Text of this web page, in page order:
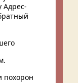
Адрес-
похорон